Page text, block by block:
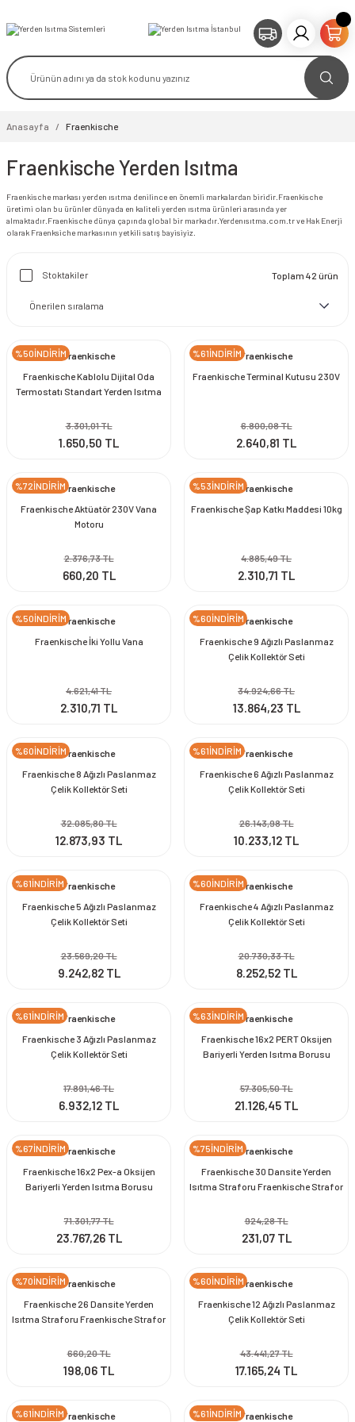
Anasayfa Fraenkische
Fraenkische Yerden Isıtma
Fraenkische markası yerden ısıtma denilince en önemli markalardan biridir.Fraenkische
üretimi olan bu ürünler dünyada en kaliteli yerden ısıtma ürünleri arasında yer
almaktadır.Fraenkische dünya çapında global bir markadır.Yerdenısıtma.com.tr ve Hak Enerji
olarak Fraenksiche markasının yetkili satış bayisiyiz.
Stoktakiler Toplam 42 ürün
%50İNDİRİMFraenkische
Fraenkische Kablolu Dijital Oda
Termostatı Standart Yerden Isıtma
3.301,01 TL
1.650,50 TL
%61İNDİRİMFraenkische
Fraenkische Terminal Kutusu 230V
6.800,08 TL
2.640,81 TL
%72İNDİRİMFraenkische
Fraenkische Aktüatör 230V Vana
Motoru
2.376,73 TL
660,20 TL
%53İNDİRİMFraenkische
Fraenkische Şap Katkı Maddesi 10kg
4.885,49 TL
2.310,71 TL
%50İNDİRİMFraenkische
Fraenkische İki Yollu Vana
4.621,41 TL
2.310,71 TL
%60İNDİRİMFraenkische
Fraenkische 9 Ağızlı Paslanmaz
Çelik Kollektör Seti
34.924,66 TL
13.864,23 TL
%60İNDİRİMFraenkische
Fraenkische 8 Ağızlı Paslanmaz
Çelik Kollektör Seti
32.085,80 TL
12.873,93 TL
%61İNDİRİMFraenkische
Fraenkische 6 Ağızlı Paslanmaz
Çelik Kollektör Seti
26.143,98 TL
10.233,12 TL
%61İNDİRİMFraenkische
Fraenkische 5 Ağızlı Paslanmaz
Çelik Kollektör Seti
23.569,20 TL
9.242,82 TL
%60İNDİRİMFraenkische
Fraenkische 4 Ağızlı Paslanmaz
Çelik Kollektör Seti
20.730,33 TL
8.252,52 TL
%61İNDİRİMFraenkische
Fraenkische 3 Ağızlı Paslanmaz
Çelik Kollektör Seti
17.891,46 TL
6.932,12 TL
%63İNDİRİMFraenkische
Fraenkische 16x2 PERT Oksijen
Bariyerli Yerden Isıtma Borusu
57.305,50 TL
21.126,45 TL
%67İNDİRİMFraenkische
Fraenkische 16x2 Pex-a Oksijen
Bariyerli Yerden Isıtma Borusu
71.301,77 TL
23.767,26 TL
%75İNDİRİMFraenkische
Fraenkische 30 Dansite Yerden
Isıtma Straforu Fraenkische Strafor
924,28 TL
231,07 TL
%70İNDİRİMFraenkische
Fraenkische 26 Dansite Yerden
Isıtma Straforu Fraenkische Strafor
660,20 TL
198,06 TL
%60İNDİRİMFraenkische
Fraenkische 12 Ağızlı Paslanmaz
Çelik Kollektör Seti
43.441,27 TL
17.165,24 TL
%61İNDİRİMFraenkische %61İNDİRİMFraenkische